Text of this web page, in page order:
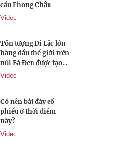
cầu Phong Châu
Video
Tôn tượng Di Lặc lớn
hàng đầu thế giới trên
núi Bà Đen được tạo
tác như nào?
Video
Có nên bắt đáy cổ
phiếu ở thời điểm
này?
Video